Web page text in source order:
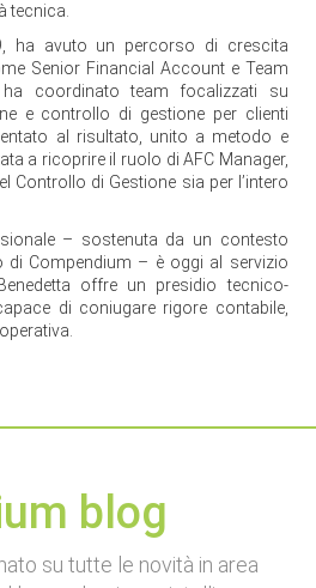
tecnica.
ha avuto un percorso di crescita
Senior Financial Account e Team
ha coordinato team focalizzati su
e controllo di gestione per clienti
al risultato, unito a metodo e
a ricoprire il ruolo di AFC Manager,
Controllo di Gestione sia per l’intero
– sostenuta da un contesto
di Compendium – è oggi al servizio
offre un presidio tecnico-
di coniugare rigore contabile,
blog
su tutte le novità in area